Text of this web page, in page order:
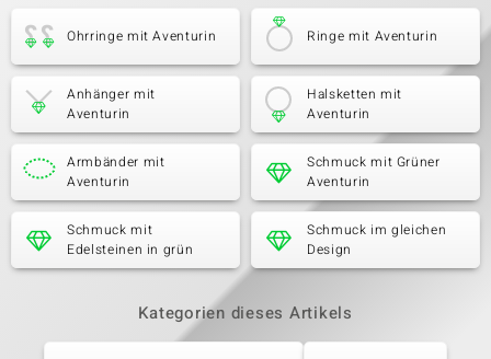
Ohrringe mit Aventurin Ringe mit Aventurin
Anhänger mit
Aventurin
Halsketten mit
Aventurin
Armbänder mit
Aventurin
Schmuck mit Grüner
Aventurin
Schmuck mit
Edelsteinen in grün
Schmuck im gleichen
Design
Kategorien dieses Artikels